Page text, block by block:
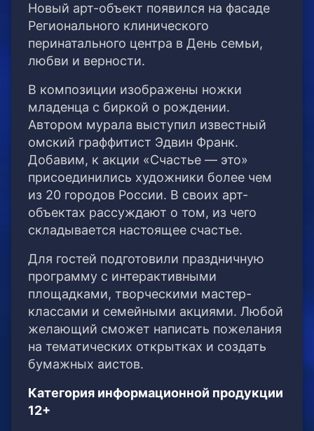
Новый арт-объект появился на фасаде
Регионального клинического
перинатального центра в День семьи,
любви и верности.
В композиции изображены ножки
младенца с биркой о рождении.
Автором мурала выступил известный
омский граффитист Эдвин Франк.
Добавим, к акции «Счастье — это»
присоединились художники более чем
из 20 городов России. В своих арт-
объектах рассуждают о том, из чего
складывается настоящее счастье.
Для гостей подготовили праздничную
программу с интерактивными
площадками, творческими мастер-
классами и семейными акциями. Любой
желающий сможет написать пожелания
на тематических открытках и создать
бумажных аистов.
Категория информационной продукции
12+